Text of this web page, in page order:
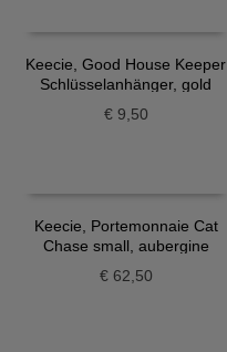
Keecie, Good House Keeper
Schlüsselanhänger, gold
€9,50
Keecie, Portemonnaie Cat
Chase small, aubergine
€62,50